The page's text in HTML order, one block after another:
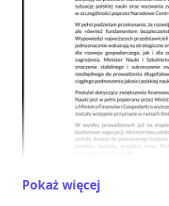
Pokaż więcej